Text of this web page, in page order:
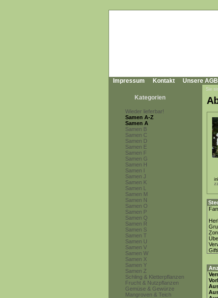
Impressum Kontakt Unsere AGB
Kategorien
Wieder lieferbar!
Samen A-Z
Samen A
Samen B
Samen C
Samen D
Samen E
Samen F
Samen G
Samen H
Samen I
Samen J
Samen K
Samen L
Samen M
Samen N
Samen O
Samen P
Samen Q
Samen R
Samen S
Samen T
Samen U
Samen V
Samen W
Samen X
Samen Y
Samen Z
Schling & Kletterpflanzen
Frucht & Nutzpflanzen
Gemüse & Gewürze
Mangroven & Teich
Sie